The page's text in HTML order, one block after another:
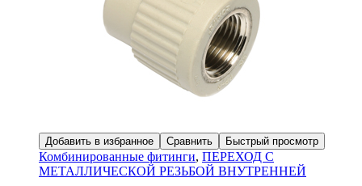
Добавить в избранное Сравнить Быстрый просмотр
Комбинированные фитинги, ПЕРЕХОД С
МЕТАЛЛИЧЕСКОЙ РЕЗЬБОЙ ВНУТРЕННЕЙ